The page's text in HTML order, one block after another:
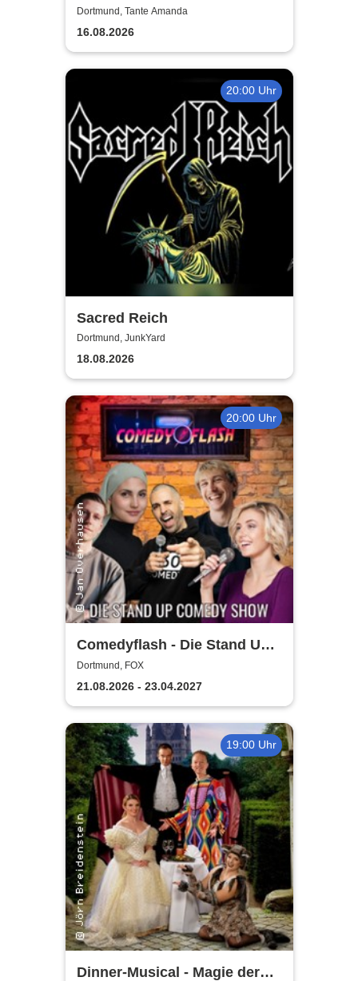
Kante im Biergarten 2026
Dortmund, Tante Amanda
16.08.2026
20:00 Uhr
Sacred Reich
Dortmund, JunkYard
18.08.2026
20:00 Uhr
Comedyflash - Die Stand Up
Comedy Show in Dortmund
Dortmund, FOX
21.08.2026 - 23.04.2027
19:00 Uhr
Dinner-Musical - Magie der